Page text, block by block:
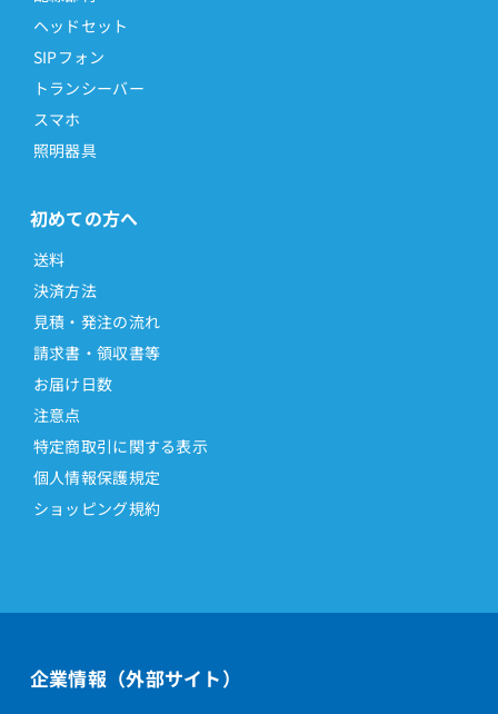
ヘッドセット
SIPフォン
トランシーバー
スマホ
照明器具
初めての方へ
送料
決済方法
見積・発注の流れ
請求書・領収書等
お届け日数
注意点
特定商取引に関する表示
個人情報保護規定
ショッピング規約
企業情報（外部サイト）